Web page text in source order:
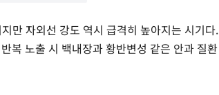
만 자외선 강도 역시 급격히 높아지는 시기다.
복 노출 시 백내장과 황반변성 같은 안과 질환